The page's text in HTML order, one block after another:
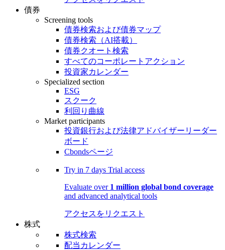
債券
Screening tools
債券検索および債券マップ
債券検索（AI搭載）
債券クオート検索
すべてのコーポレートアクション
投資家カレンダー
Specialized section
ESG
スクーク
利回り曲線
Market participants
投資銀行および法律アドバイザーリーダー
ボード
Cbondsページ
Try in 7 days Trial access
Evaluate over 1 million global bond coverage
and advanced analytical tools
アクセスをリクエスト
株式
株式検索
配当カレンダー